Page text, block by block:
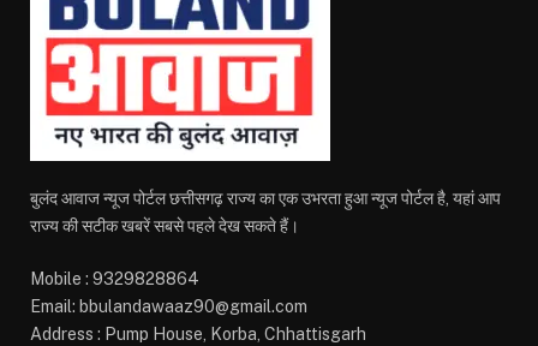
बुलंद आवाज न्यूज पोर्टल छत्तीसगढ़ राज्य का एक उभरता हुआ न्यूज पोर्टल है, यहां आप
राज्य की सटीक खबरें सबसे पहले देख सकते हैं।
Mobile : 9329828864
Email: bbulandawaaz90@gmail.com
Address : Pump House, Korba, Chhattisgarh